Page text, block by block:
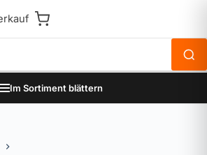
Im Sortiment blättern